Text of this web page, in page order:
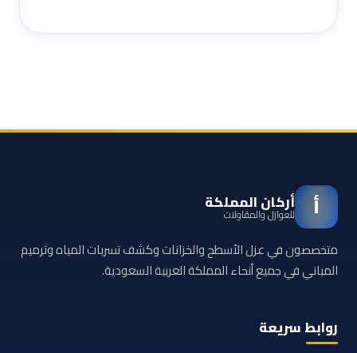
أ أركان المملكة
للعوازل والمقاولات
متخصصون في عزل الأسطح والخزانات وكشف تسربات المياه وترميم
المباني في جميع أنحاء المملكة العربية السعودية.
روابط سريعة